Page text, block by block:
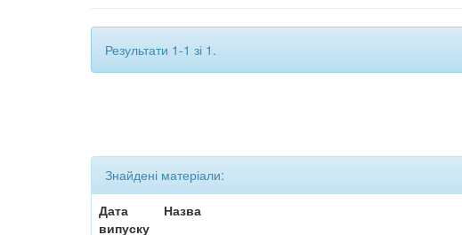
Результати 1-1 зі 1.
Знайдені матеріали:
Дата
випуску
Назва